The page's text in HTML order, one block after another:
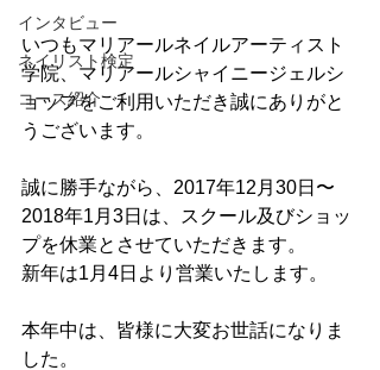
インタビュー
ネイリスト検定
コース紹介
いつもマリアールネイルアーティスト
学院、マリアールシャイニージェルシ
ョップをご利用いただき誠にありがと
うございます。
誠に勝手ながら、2017年12月30日〜
2018年1月3日は、スクール及びショッ
プを休業とさせていただきます。
新年は1月4日より営業いたします。
本年中は、皆様に大変お世話になりま
した。